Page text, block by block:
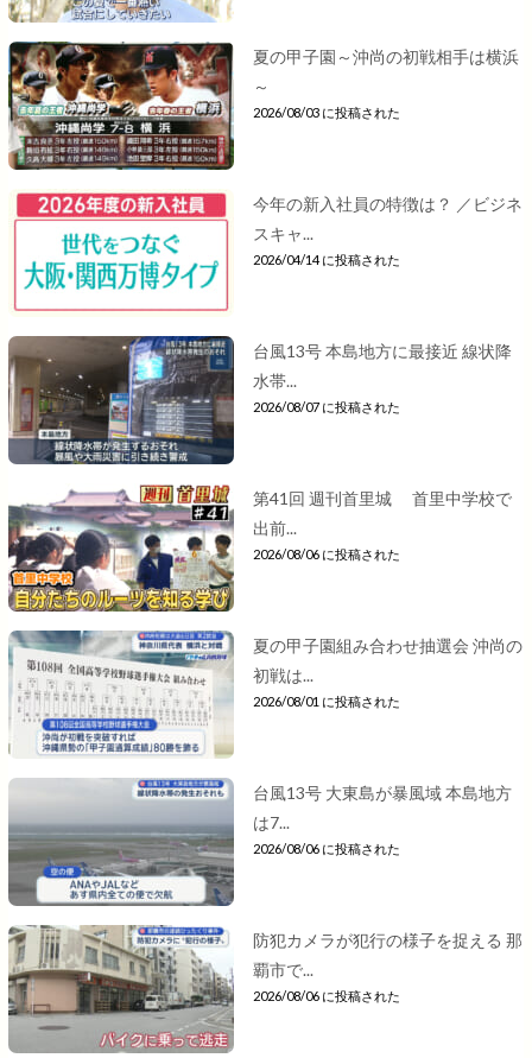
夏の甲子園～沖尚の初戦相手は横浜
～
2026/08/03 に投稿された
今年の新入社員の特徴は？ ／ビジネ
スキャ...
2026/04/14 に投稿された
台風13号 本島地方に最接近 線状降
水帯...
2026/08/07 に投稿された
第41回 週刊首里城 首里中学校で
出前...
2026/08/06 に投稿された
夏の甲子園組み合わせ抽選会 沖尚の
初戦は...
2026/08/01 に投稿された
台風13号 大東島が暴風域 本島地方
は7...
2026/08/06 に投稿された
防犯カメラが犯行の様子を捉える 那
覇市で...
2026/08/06 に投稿された